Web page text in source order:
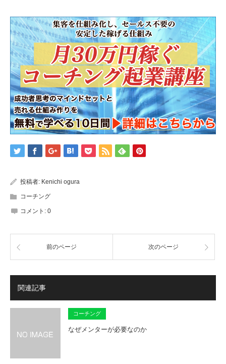
投稿者: Kenichi ogura
コーチング
コメント: 0
前のページ 次のページ
関連記事
コーチング
なぜメンターが必要なのか